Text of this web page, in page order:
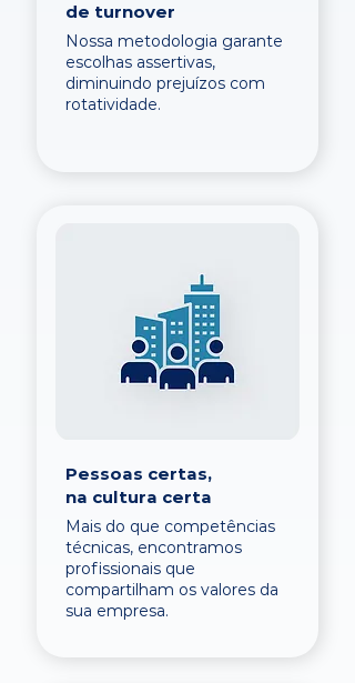
de turnover
Nossa metodologia garante
escolhas assertivas,
diminuindo prejuízos com
rotatividade.
Pessoas certas,
na cultura certa
Mais do que competências
técnicas, encontramos
profissionais que
compartilham os valores da
sua empresa.